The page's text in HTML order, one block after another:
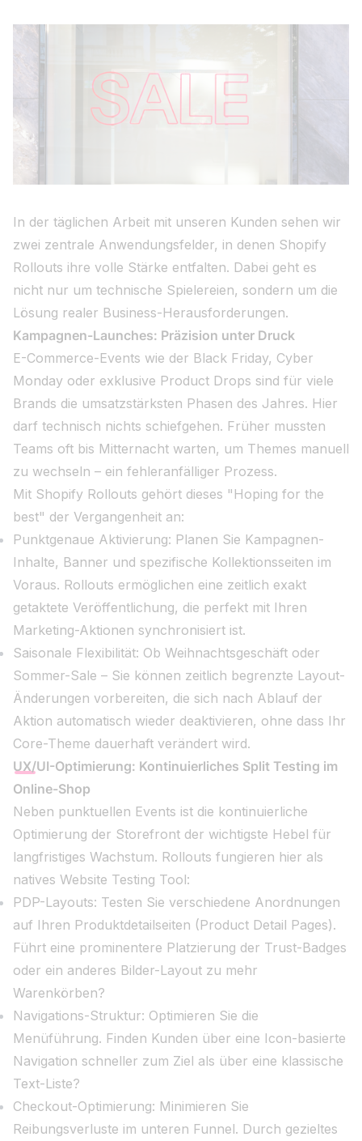
In der täglichen Arbeit mit unseren Kunden sehen wir
zwei zentrale Anwendungsfelder, in denen Shopify
Rollouts ihre volle Stärke entfalten. Dabei geht es
nicht nur um technische Spielereien, sondern um die
Lösung realer Business-Herausforderungen.
Kampagnen-Launches: Präzision unter Druck
E-Commerce-Events wie der Black Friday, Cyber
Monday oder exklusive Product Drops sind für viele
Brands die umsatzstärksten Phasen des Jahres. Hier
darf technisch nichts schiefgehen. Früher mussten
Teams oft bis Mitternacht warten, um Themes manuell
zu wechseln – ein fehleranfälliger Prozess.
Mit Shopify Rollouts gehört dieses "Hoping for the
best" der Vergangenheit an:
Punktgenaue Aktivierung: Planen Sie Kampagnen-
Inhalte, Banner und spezifische Kollektionsseiten im
Voraus. Rollouts ermöglichen eine zeitlich exakt
getaktete Veröffentlichung, die perfekt mit Ihren
Marketing-Aktionen synchronisiert ist.
Saisonale Flexibilität: Ob Weihnachtsgeschäft oder
Sommer-Sale – Sie können zeitlich begrenzte Layout-
Änderungen vorbereiten, die sich nach Ablauf der
Aktion automatisch wieder deaktivieren, ohne dass Ihr
Core-Theme dauerhaft verändert wird.
UX/UI-Optimierung: Kontinuierliches Split Testing im
Online-Shop
Neben punktuellen Events ist die kontinuierliche
Optimierung der Storefront der wichtigste Hebel für
langfristiges Wachstum. Rollouts fungieren hier als
natives Website Testing Tool:
PDP-Layouts: Testen Sie verschiedene Anordnungen
auf Ihren Produktdetailseiten (Product Detail Pages).
Führt eine prominentere Platzierung der Trust-Badges
oder ein anderes Bilder-Layout zu mehr
Warenkörben?
Navigations-Struktur: Optimieren Sie die
Menüführung. Finden Kunden über eine Icon-basierte
Navigation schneller zum Ziel als über eine klassische
Text-Liste?
Checkout-Optimierung: Minimieren Sie
Reibungsverluste im unteren Funnel. Durch gezieltes